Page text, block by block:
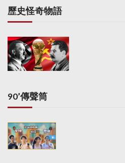
s
p
a
g
i
a
t
i
o
n
歷史怪奇物語
90’傳聲筒